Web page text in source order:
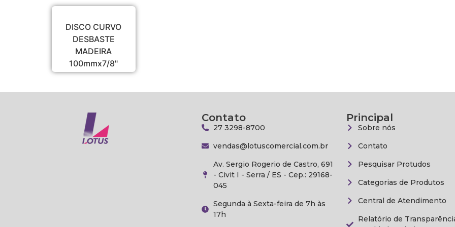
DISCO CURVO
DESBASTE
MADEIRA
100mmx7/8"
Contato
27 3298-8700
vendas@lotuscomercial.com.br
Av. Sergio Rogerio de Castro, 691
- Civit I - Serra / ES - Cep.: 29168-
045
Segunda à Sexta-feira de 7h às
17h
Principal
Sobre nós
Contato
Pesquisar Protudos
Categorias de Produtos
Central de Atendimento
Relatório de